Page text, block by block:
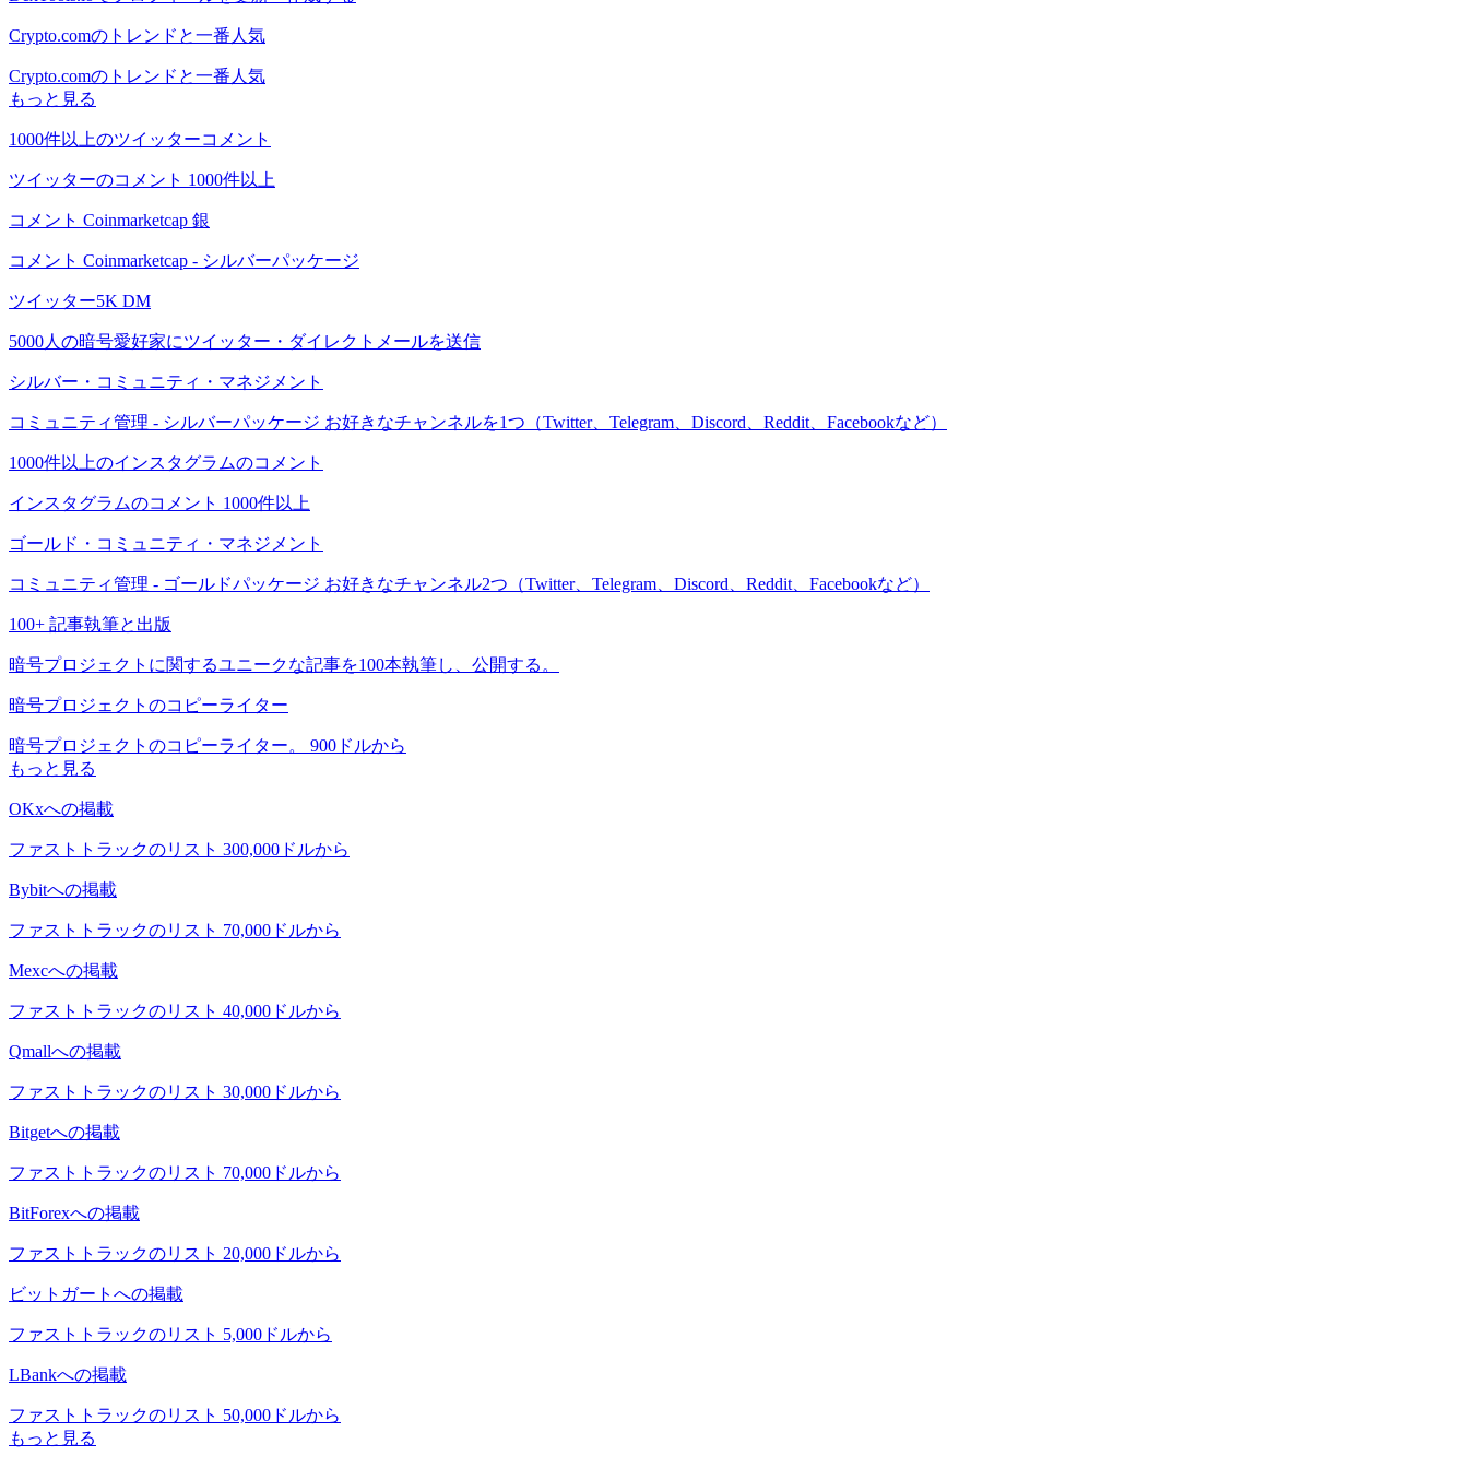
Crypto.comのトレンドと一番人気
Crypto.comのトレンドと一番人気
もっと見る
1000件以上のツイッターコメント
ツイッターのコメント 1000件以上
コメント Coinmarketcap 銀
コメント Coinmarketcap - シルバーパッケージ
ツイッター5K DM
5000人の暗号愛好家にツイッター・ダイレクトメールを送信
シルバー・コミュニティ・マネジメント
コミュニティ管理 - シルバーパッケージ お好きなチャンネルを1つ（Twitter、Telegram、Discord、Reddit、Facebookなど）
1000件以上のインスタグラムのコメント
インスタグラムのコメント 1000件以上
ゴールド・コミュニティ・マネジメント
コミュニティ管理 - ゴールドパッケージ お好きなチャンネル2つ（Twitter、Telegram、Discord、Reddit、Facebookなど）
100+ 記事執筆と出版
暗号プロジェクトに関するユニークな記事を100本執筆し、公開する。
暗号プロジェクトのコピーライター
暗号プロジェクトのコピーライター。 900ドルから
もっと見る
OKxへの掲載
ファストトラックのリスト 300,000ドルから
Bybitへの掲載
ファストトラックのリスト 70,000ドルから
Mexcへの掲載
ファストトラックのリスト 40,000ドルから
Qmallへの掲載
ファストトラックのリスト 30,000ドルから
Bitgetへの掲載
ファストトラックのリスト 70,000ドルから
BitForexへの掲載
ファストトラックのリスト 20,000ドルから
ビットガートへの掲載
ファストトラックのリスト 5,000ドルから
LBankへの掲載
ファストトラックのリスト 50,000ドルから
もっと見る